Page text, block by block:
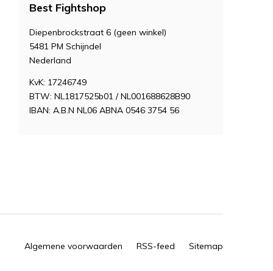
Best Fightshop
Diepenbrockstraat 6 (geen winkel)
5481 PM Schijndel
Nederland
KvK: 17246749
BTW: NL1817525b01 / NL001688628B90
IBAN: A.B.N NL06 ABNA 0546 3754 56
Algemene voorwaarden RSS-feed Sitemap